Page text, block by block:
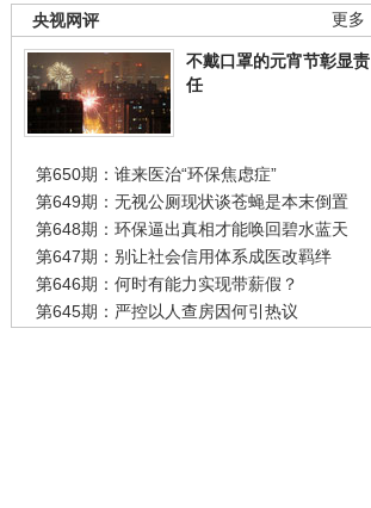
更多
央视网评
不戴口罩的元宵节彰显责
任
第650期：谁来医治“环保焦虑症”
第649期：无视公厕现状谈苍蝇是本末倒置
第648期：环保逼出真相才能唤回碧水蓝天
第647期：别让社会信用体系成医改羁绊
第646期：何时有能力实现带薪假？
第645期：严控以人查房因何引热议